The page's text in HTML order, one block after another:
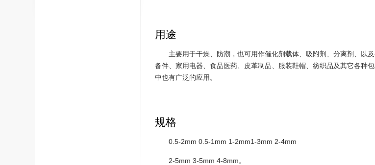
用途
主要用于干燥、防潮，也可用作催化剂载体、吸附剂、分离剂、以
备件、家用电器、食品医药、皮革制品、服装鞋帽、纺织品及其它各种
中也有广泛的应用。
规格
0.5-2mm 0.5-1mm 1-2mm1-3mm 2-4mm
2-5mm 3-5mm 4-8mm。